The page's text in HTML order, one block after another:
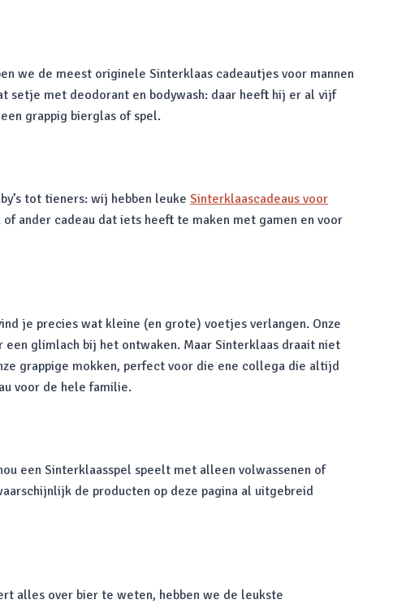
we de meest originele Sinterklaas cadeautjes voor mannen
setje met deodorant en bodywash: daar heeft hij er al vijf
grappig bierglas of spel.
tot tieners: wij hebben leuke Sinterklaascadeaus voor
ander cadeau dat iets heeft te maken met gamen en voor
je precies wat kleine (en grote) voetjes verlangen. Onze
glimlach bij het ontwaken. Maar Sinterklaas draait niet
grappige mokken, perfect voor die ene collega die altijd
voor de hele familie.
een Sinterklaasspel speelt met alleen volwassenen of
de producten op deze pagina al uitgebreid
alles over bier te weten, hebben we de leukste